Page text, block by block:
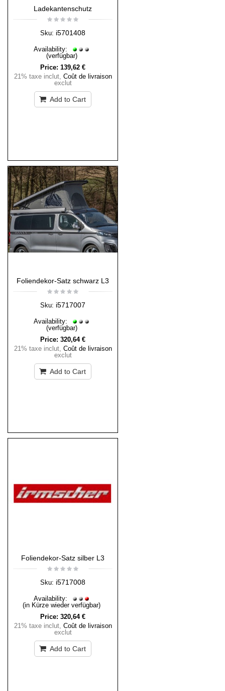
Ladekantenschutz
Sku: i5701408
Availability:
(verfügbar)
Price: 139,62 €
21% taxe inclut, Coût de livraison
exclut
Add to Cart
Foliendekor-Satz schwarz L3
Sku: i5717007
Availability:
(verfügbar)
Price: 320,64 €
21% taxe inclut, Coût de livraison
exclut
Add to Cart
Foliendekor-Satz silber L3
Sku: i5717008
Availability:
(in Kürze wieder verfügbar)
Price: 320,64 €
21% taxe inclut, Coût de livraison
exclut
Add to Cart